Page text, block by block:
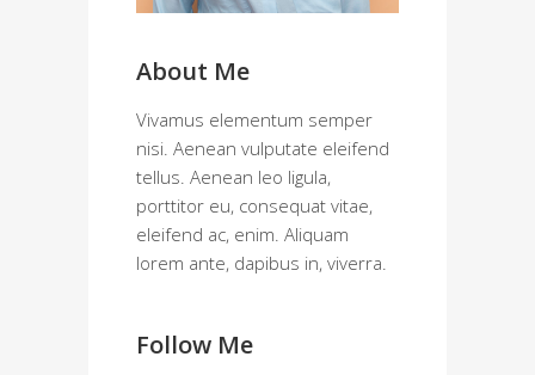
About Me
Vivamus elementum semper
nisi. Aenean vulputate eleifend
tellus. Aenean leo ligula,
porttitor eu, consequat vitae,
eleifend ac, enim. Aliquam
lorem ante, dapibus in, viverra.
Follow Me